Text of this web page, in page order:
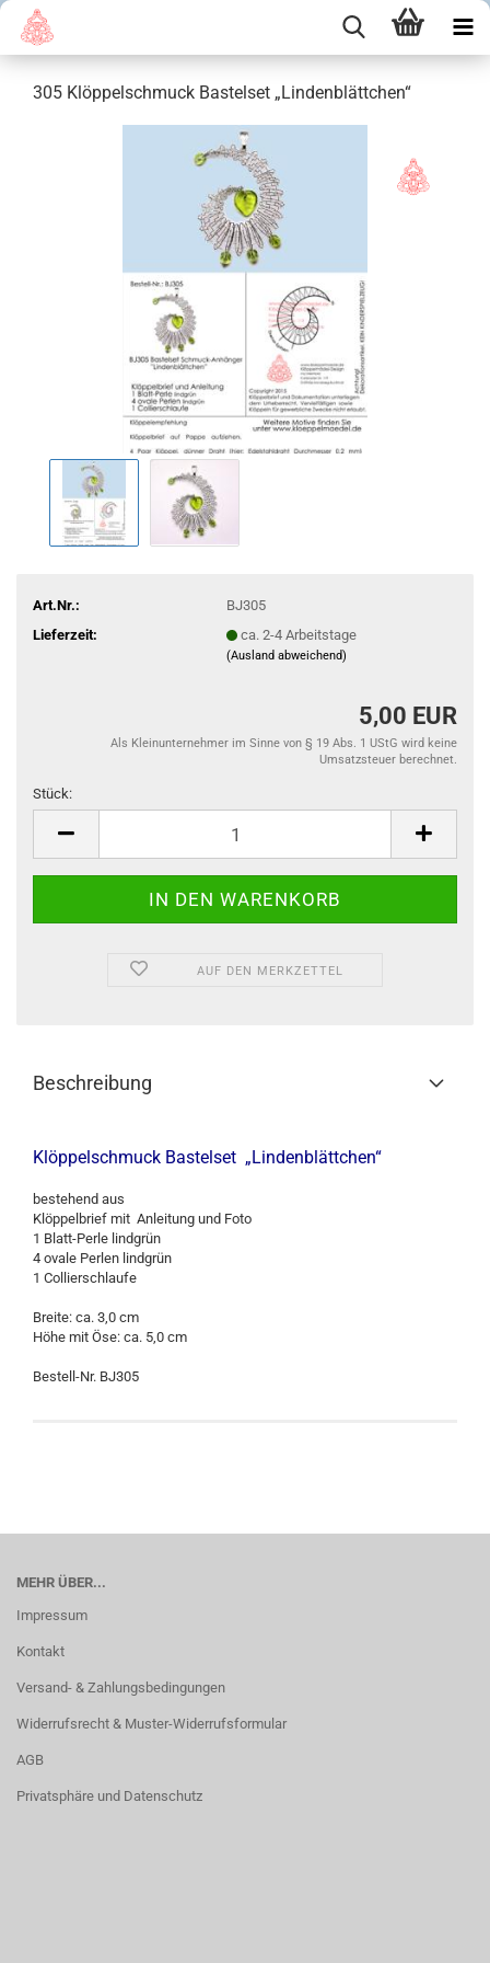
305 Klöppelschmuck Bastelset „Lindenblättchen“
Art.Nr.:
BJ305
Lieferzeit:
ca. 2-4 Arbeitstage
(Ausland abweichend)
5,00 EUR
Als Kleinunternehmer im Sinne von § 19 Abs. 1 UStG wird keine
Umsatzsteuer berechnet.
Stück:
AUF DEN MERKZETTEL
Beschreibung
Klöppelschmuck Bastelset „Lindenblättchen“
bestehend aus
Klöppelbrief mit Anleitung und Foto
1 Blatt-Perle lindgrün
4 ovale Perlen lindgrün
1 Collierschlaufe
Breite: ca. 3,0 cm
Höhe mit Öse: ca. 5,0 cm
Bestell-Nr. BJ305
MEHR ÜBER...
Impressum
Kontakt
Versand- & Zahlungsbedingungen
Widerrufsrecht & Muster-Widerrufsformular
AGB
Privatsphäre und Datenschutz